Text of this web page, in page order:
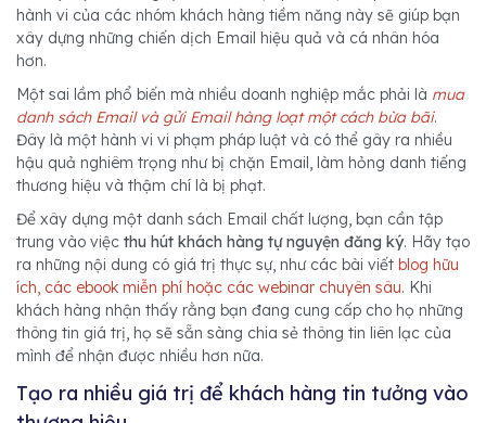
hành vi của các nhóm khách hàng tiềm năng này sẽ giúp bạn
xây dựng những chiến dịch Email hiệu quả và cá nhân hóa
hơn.
Một sai lầm phổ biến mà nhiều doanh nghiệp mắc phải là mua
danh sách Email và gửi Email hàng loạt một cách bừa bãi.
Đây là một hành vi vi phạm pháp luật và có thể gây ra nhiều
hậu quả nghiêm trọng như bị chặn Email, làm hỏng danh tiếng
thương hiệu và thậm chí là bị phạt.
Để xây dựng một danh sách Email chất lượng, bạn cần tập
trung vào việc thu hút khách hàng tự nguyện đăng ký. Hãy tạo
ra những nội dung có giá trị thực sự, như các bài viết blog hữu
ích, các ebook miễn phí hoặc các webinar chuyên sâu. Khi
khách hàng nhận thấy rằng bạn đang cung cấp cho họ những
thông tin giá trị, họ sẽ sẵn sàng chia sẻ thông tin liên lạc của
mình để nhận được nhiều hơn nữa.
Tạo ra nhiều giá trị để khách hàng tin tưởng vào